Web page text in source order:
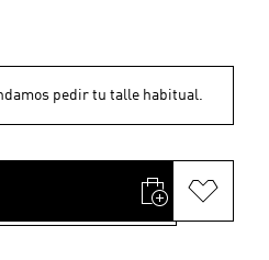
pedir tu talle habitual.